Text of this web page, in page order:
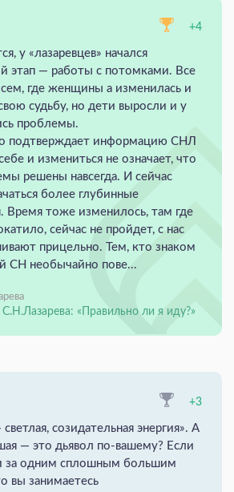
+4
у «лазаревцев» начался
этап — работы с потомками. Все
где женщины а изменилась и
судьбу, но дети выросли и у
проблемы.
подтверждает информацию СНЛ
и измениться не означает, что
решены навсегда. И сейчас
более глубинные
Время тоже изменилось, там где
сейчас не пройдет, с нас
прицельно. Тем, кто знаком
СН необычайно пове...
«Правильно ли я иду?»
+3
созидательная энергия». А
— это дьявол по-вашему? Если
за одним сплошным большим
вы занимаетесь